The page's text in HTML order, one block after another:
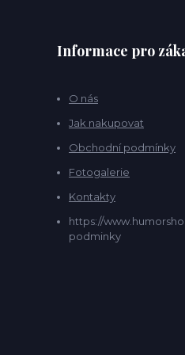
Informace pro
O nás
Jak nakupovat
Obchodní podmínky
Fotogalerie
Kontakty
https://
podminky